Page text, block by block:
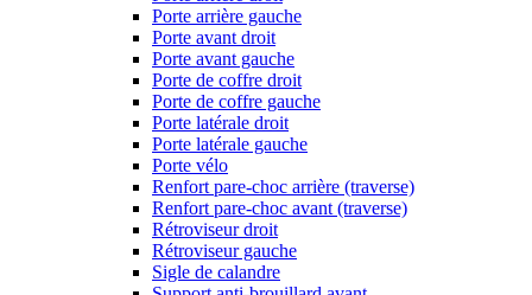
Porte arrière gauche
Porte avant droit
Porte avant gauche
Porte de coffre droit
Porte de coffre gauche
Porte latérale droit
Porte latérale gauche
Porte vélo
Renfort pare-choc arrière (traverse)
Renfort pare-choc avant (traverse)
Rétroviseur droit
Rétroviseur gauche
Sigle de calandre